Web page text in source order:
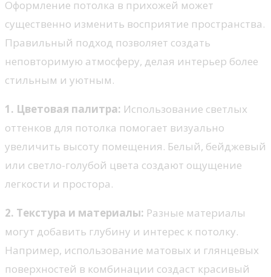
Оформление потолка в прихожей может
существенно изменить восприятие пространства.
Правильный подход позволяет создать
неповторимую атмосферу, делая интерьер более
стильным и уютным.
1. Цветовая палитра: Использование светлых
оттенков для потолка помогает визуально
увеличить высоту помещения. Белый, бейджевый
или светло-голубой цвета создают ощущение
легкости и простора.
2. Текстура и материалы: Разные материалы
могут добавить глубину и интерес к потолку.
Например, использование матовых и глянцевых
поверхностей в комбинации создаст красивый